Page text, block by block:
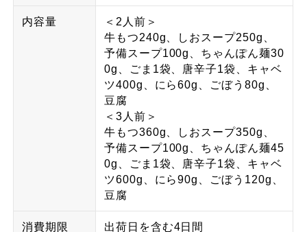
内容量
＜2人前＞
牛もつ240g、しおスープ250g、
予備スープ100g、ちゃんぽん麺30
0g、ごま1袋、唐辛子1袋、キャベ
ツ400g、にら60g、ごぼう80g、
豆腐
＜3人前＞
牛もつ360g、しおスープ350g、
予備スープ100g、ちゃんぽん麺45
0g、ごま1袋、唐辛子1袋、キャベ
ツ600g、にら90g、ごぼう120g、
豆腐
消費期限 出荷日を含む4日間